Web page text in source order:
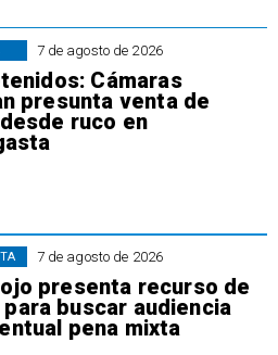
7 de agosto de 2026
Cámaras
presunta venta de
ruco en
7 de agosto de 2026
presenta recurso de
buscar audiencia
pena mixta